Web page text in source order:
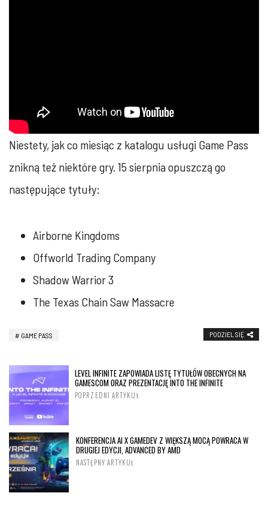
Niestety, jak co miesiąc z katalogu usługi Game Pass
znikną też niektóre gry. 15 sierpnia opuszczą go
następujące tytuły:
Airborne Kingdoms
Offworld Trading Company
Shadow Warrior 3
The Texas Chain Saw Massacre
GAME PASS PODZIEL SIĘ
LEVEL INFINITE ZAPOWIADA LISTĘ TYTUŁÓW OBECNYCH NA
GAMESCOM ORAZ PREZENTACJĘ INTO THE INFINITE
POPRZEDNI ARTYKUŁ
KONFERENCJA AI X GAMEDEV Z WIĘKSZĄ MOCĄ POWRACA W
DRUGIEJ EDYCJI, ADVANCED BY AMD
NASTĘPNY ARTYKUŁ